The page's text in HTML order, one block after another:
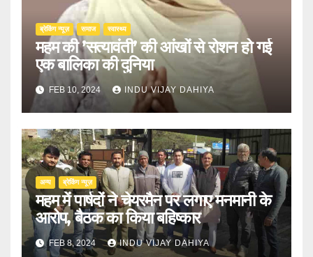
ब्रेकिंग न्यूज़ समाज स्वास्थ्य
महम की ’सत्यावंती’ की आंखों से रोशन हो गई
एक बालिका की दुनिया
FEB 10, 2024 INDU VIJAY DAHIYA
अन्य ब्रेकिंग न्यूज़
महम में पार्षदों ने चेयरमैन पर लगाए मनमानी के
आरोप, बैठक का किया बहिष्कार
FEB 8, 2024 INDU VIJAY DAHIYA